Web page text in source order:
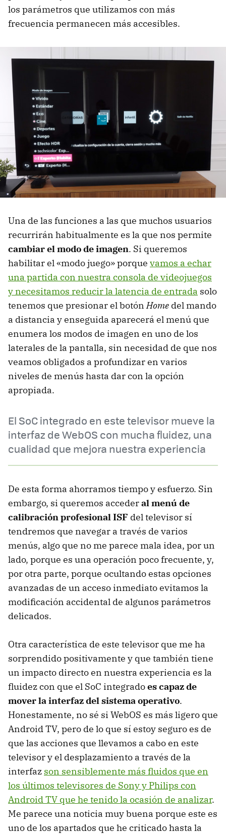
los parámetros que utilizamos con más
frecuencia permanecen más accesibles.
Una de las funciones a las que muchos usuarios
recurrirán habitualmente es la que nos permite
cambiar el modo de imagen. Si queremos
habilitar el «modo juego» porque vamos a echar
una partida con nuestra consola de videojuegos
y necesitamos reducir la latencia de entrada solo
tenemos que presionar el botónHome del mando
a distancia y enseguida aparecerá el menú que
enumera los modos de imagen en uno de los
laterales de la pantalla, sin necesidad de que nos
veamos obligados a profundizar en varios
niveles de menús hasta dar con la opción
apropiada.
El SoC integrado en este televisor mueve la
interfaz de WebOS con mucha fluidez, una
cualidad que mejora nuestra experiencia
De esta forma ahorramos tiempo y esfuerzo. Sin
embargo, si queremos accederal menú de
calibración profesional ISF del televisor sí
tendremos que navegar a través de varios
menús, algo que no me parece mala idea, por un
lado, porque es una operación poco frecuente, y,
por otra parte, porque ocultando estas opciones
avanzadas de un acceso inmediato evitamos la
modificación accidental de algunos parámetros
delicados.
Otra característica de este televisor que me ha
sorprendido positivamente y que también tiene
un impacto directo en nuestra experiencia es la
fluidez con que el SoC integradoes capaz de
mover la interfaz del sistema operativo.
Honestamente, no sé si WebOS es más ligero que
Android TV, pero de lo que sí estoy seguro es de
que las acciones que llevamos a cabo en este
televisor y el desplazamiento a través de la
interfaz son sensiblemente más fluidos que en
los últimos televisores de Sony y Philips con
Android TV que he tenido la ocasión de analizar.
Me parece una noticia muy buena porque este es
uno de los apartados que he criticado hasta la